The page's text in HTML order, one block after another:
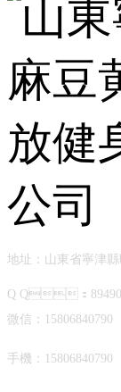
地址：山東省寧津
Q Q：
微信：15806840790
手機：15806840790